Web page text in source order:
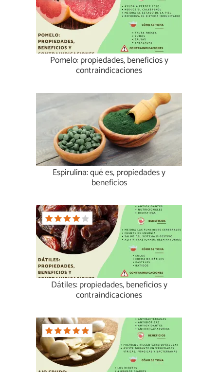
Pomelo: propiedades, beneficios y
contraindicaciones
Espirulina: qué es, propiedades y
beneficios
Dátiles: propiedades, beneficios y
contraindicaciones